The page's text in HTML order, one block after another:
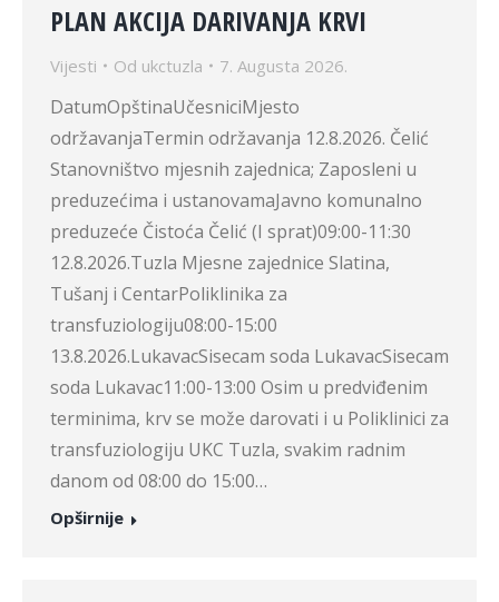
PLAN AKCIJA DARIVANJA KRVI
Vijesti Od ukctuzla 7. Augusta 2026.
DatumOpštinaUčesniciMjesto
održavanjaTermin održavanja 12.8.2026. Čelić
Stanovništvo mjesnih zajednica; Zaposleni u
preduzećima i ustanovamaJavno komunalno
preduzeće Čistoća Čelić (I sprat)09:00-11:30
12.8.2026.Tuzla Mjesne zajednice Slatina,
Tušanj i CentarPoliklinika za
transfuziologiju08:00-15:00
13.8.2026.LukavacSisecam soda LukavacSisecam
soda Lukavac11:00-13:00 Osim u predviđenim
terminima, krv se može darovati i u Poliklinici za
transfuziologiju UKC Tuzla, svakim radnim
danom od 08:00 do 15:00…
Opširnije